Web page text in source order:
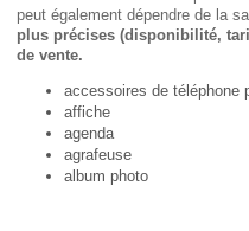
peut également dépendre de la
plus précises (disponibilité,
de vente.
accessoires de téléphone
affiche
agenda
agrafeuse
album photo